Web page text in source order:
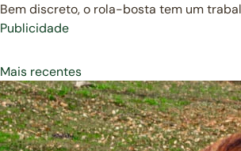
Bem discreto, o rola-bosta tem um
Publicidade
Mais recentes